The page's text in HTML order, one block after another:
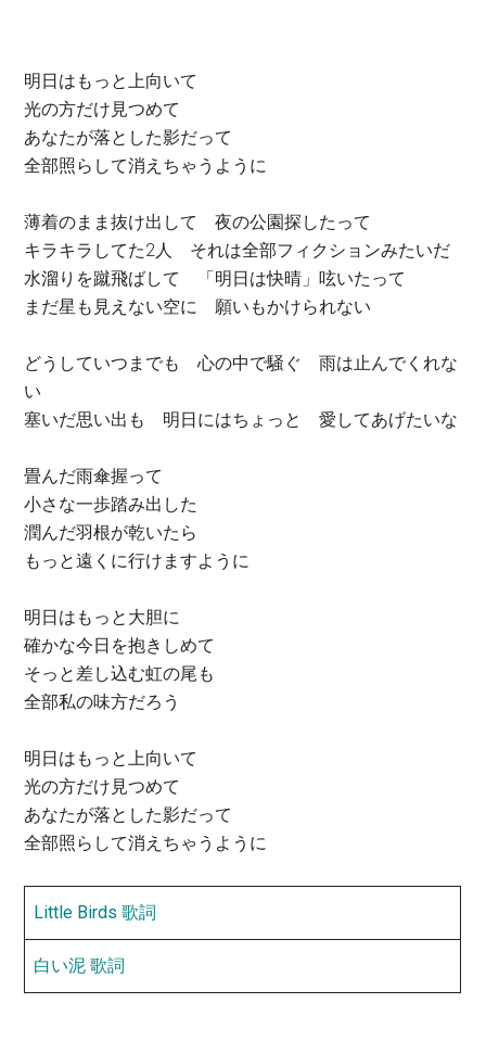
明日はもっと上向いて
光の方だけ見つめて
あなたが落とした影だって
全部照らして消えちゃうように
薄着のまま抜け出して 夜の公園探したって
キラキラしてた2人 それは全部フィクションみたいだ
水溜りを蹴飛ばして 「明日は快晴」呟いたって
まだ星も見えない空に 願いもかけられない
どうしていつまでも 心の中で騒ぐ 雨は止んでくれな
い
塞いだ思い出も 明日にはちょっと 愛してあげたいな
畳んだ雨傘握って
小さな一歩踏み出した
潤んだ羽根が乾いたら
もっと遠くに行けますように
明日はもっと大胆に
確かな今日を抱きしめて
そっと差し込む虹の尾も
全部私の味方だろう
明日はもっと上向いて
光の方だけ見つめて
あなたが落とした影だって
全部照らして消えちゃうように
Little Birds 歌詞
白い泥 歌詞